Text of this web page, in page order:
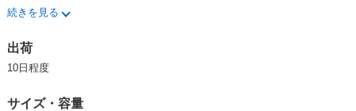
があります。
「グレー」は緑がかったグレー地に、黄色や茶色などが入り混じった複雑
「ホワイト」はベージュっぽい温かみある色合いです。
全部で8形状あります。
め、色の出具合などが一つ一つ異なり、同じ商品であっても濃かったり薄
続きを見る
出荷
10日程度
サイズ・容量